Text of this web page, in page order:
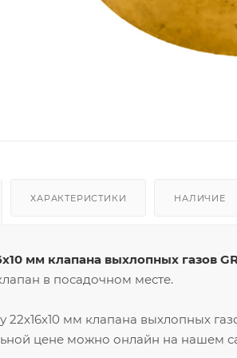
ХАРАКТЕРИСТИКИ НАЛИЧИЕ
мм клапана выхлопных газов
в посадочном месте.
22х16х10 мм клапана выхлопных
цене можно онлайн на нашем